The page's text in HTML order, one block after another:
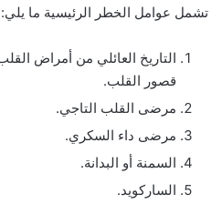
تشمل عوامل الخطر الرئيسية ما يلي:
التاريخ العائلي من أمراض
قصور القلب.
مرضى القلب التاجي.
مرضى داء السكري.
السمنة أو البدانة.
الساركويد.